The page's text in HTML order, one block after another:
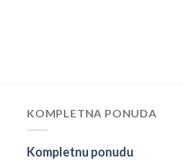
KOMPLETNA PONUDA
Kompletnu ponudu